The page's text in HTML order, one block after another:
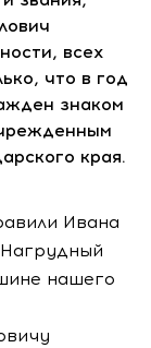
всех
что в год
знаком
края.
Ивана
нашего